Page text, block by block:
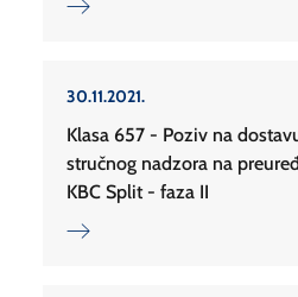
30.11.2021.
Klasa 657 - Poziv na
stručnog nadzora na
KBC Split - faza II